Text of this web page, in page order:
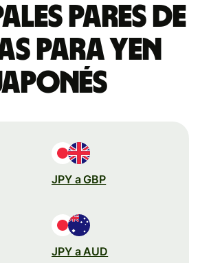
pares de
para yen
JPY a GBP
JPY a AUD